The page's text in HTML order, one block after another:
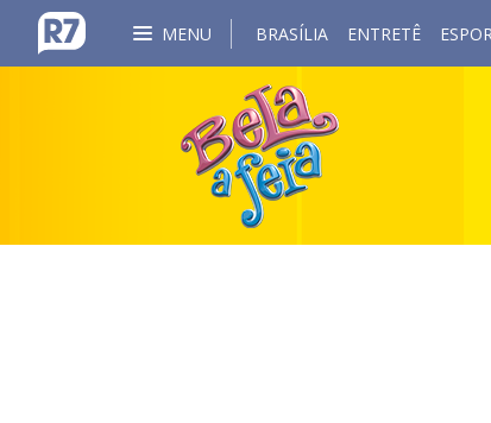
MENU BRASÍLIA ENTRETÊ